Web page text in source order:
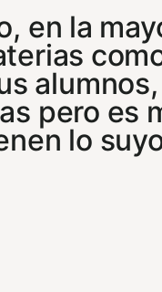
en la
pero es
lo